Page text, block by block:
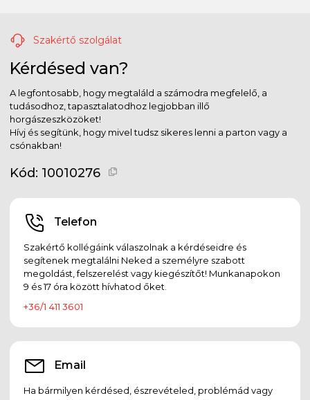
Szakértő szolgálat
Kérdésed van?
A legfontosabb, hogy megtaláld a számodra megfelelő, a
tudásodhoz, tapasztalatodhoz legjobban illő
horgászeszközöket!
Hívj és segítünk, hogy mivel tudsz sikeres lenni a parton vagy a
csónakban!
Kód: 10010276
Telefon
Szakértő kollégáink válaszolnak a kérdéseidre és
segítenek megtalálni Neked a személyre szabott
megoldást, felszerelést vagy kiegészítőt! Munkanapokon
9 és 17 óra között hívhatod őket.
+36/1 411 3601
Email
Ha bármilyen kérdésed, észrevételed, problémád vagy